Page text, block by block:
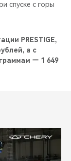
спуске с горы
PRESTIGE,
а с
— 1 649